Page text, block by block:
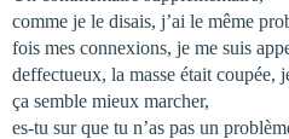
comme je le disais, j’ai le même
fois mes connexions, je me suis
deffectueux, la masse était coupée,
ça semble mieux marcher,
es-tu sur que tu n’as pas un